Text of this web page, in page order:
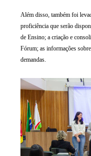
Além disso, também foi
proficiência que serão
de Ensino; a criação e
Fórum; as informações
demandas.